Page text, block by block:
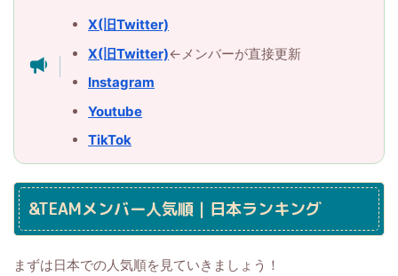
X(旧Twitter)
X(旧Twitter)←メンバーが直接更新
Instagram
Youtube
TikTok
&TEAMメンバー人気順｜日本ランキング
まずは日本での人気順を見ていきましょう！